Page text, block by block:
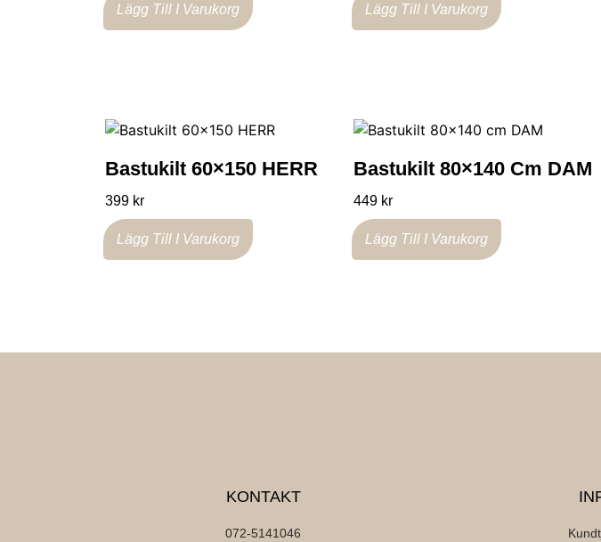
Lägg Till I Varukorg Lägg Till I Varukorg
Bastukilt 60×150 HERR
399 kr
Lägg Till I Varukorg
Bastukilt 80×140 Cm DAM
449 kr
Lägg Till I Varukorg
KONTAKT
072-5141046